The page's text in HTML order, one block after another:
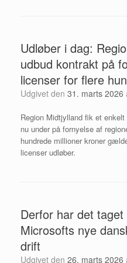
Udløber i dag:
udbud kontrakt på
licenser for flere
Udgivet den 31. marts 2026
Region Midtjylland fik et
nu under på fornyelse af
hundrede millioner kroner
licenser udløber.
Derfor har det
Microsofts nye
drift
Udgivet den 26. marts 2026